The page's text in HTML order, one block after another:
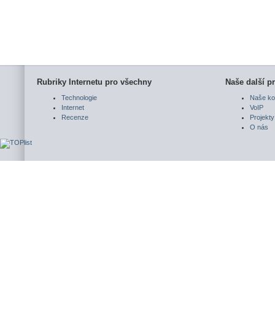
Rubriky Internetu pro všechny
Technologie
Internet
Recenze
Naše další
Naše
VoIP
Projekty
O nás